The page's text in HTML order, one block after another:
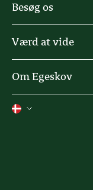
Besøg os
Spisesteder & butikker
Tilmeld nyhedsbrev
Værd at vide
Heartland Festival
Om Egeskov
Kontakt